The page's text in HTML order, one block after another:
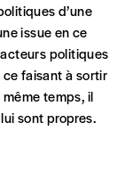
d’une
issue en ce
politiques
faisant à sortir
temps, il
sont propres.